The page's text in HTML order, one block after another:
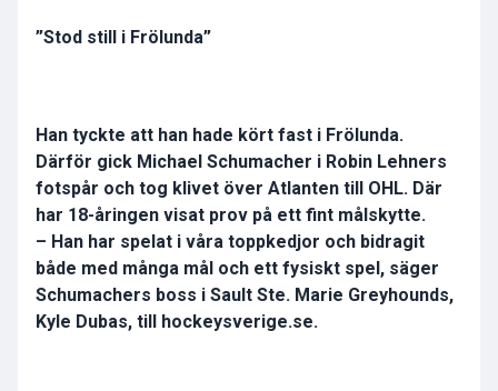
”Stod still i Frölunda”
Han tyckte att han hade kört fast i Frölunda.
Därför gick Michael Schumacher i Robin Lehners
fotspår och tog klivet över Atlanten till OHL. Där
har 18-åringen visat prov på ett fint målskytte.
– Han har spelat i våra toppkedjor och bidragit
både med många mål och ett fysiskt spel, säger
Schumachers boss i Sault Ste. Marie Greyhounds,
Kyle Dubas, till hockeysverige.se.